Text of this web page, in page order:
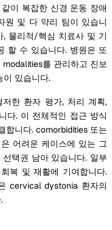
이 복잡한 신경 운동 장애
원 및 다 약리 팀이 있습니
, 물리적/핵심 치료사 및 기
할 수 있습니다. 병원은 또
를 관리하고 진보
이 있습니다.
한 환자 평가, 처리 계획,
다. 이 전체적인 접근 방식
합니다. comorbidities 또는
어려운 케이스에 있는 그
택권 남아 있습니다. 일부
복 및 재활에 기여합니다.
cervical dystonia 환자의